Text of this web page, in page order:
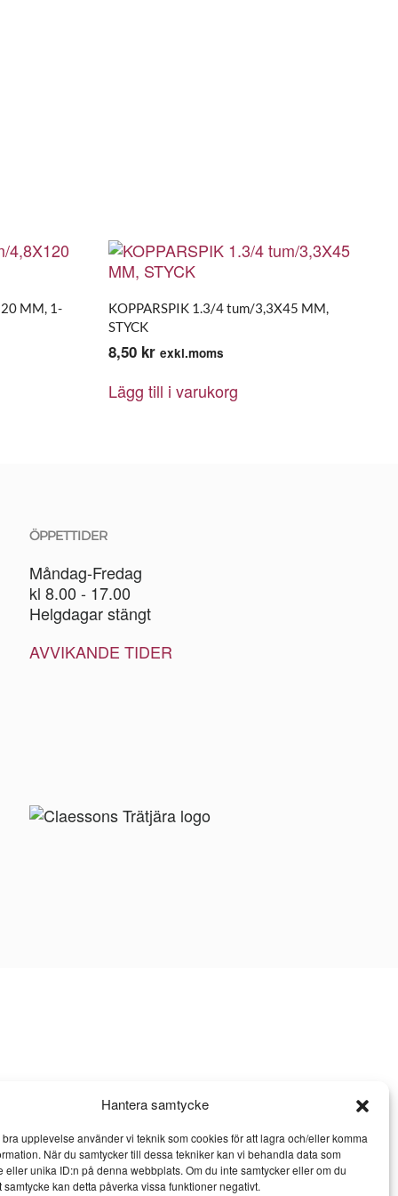
Hantera samtycke
bra upplevelse använder vi teknik som cookies för att lagra och/eller komma
När du samtycker till dessa tekniker kan vi behandla data som
eller unika ID:n på denna webbplats. Om du inte samtycker eller om du
samtycke kan detta påverka vissa funktioner negativt.
MM, 1-
KOPPARSPIK 1.3/4 tum/3,3X45 MM,
STYCK
8,50 kr exkl.moms
Lägg till i varukorg
ÖPPETTIDER
Måndag-Fredag
kl 8.00 - 17.00
Helgdagar stängt
AVVIKANDE TIDER